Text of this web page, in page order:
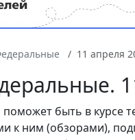
11 апреля
быть в курсе
к ним (обзорами),